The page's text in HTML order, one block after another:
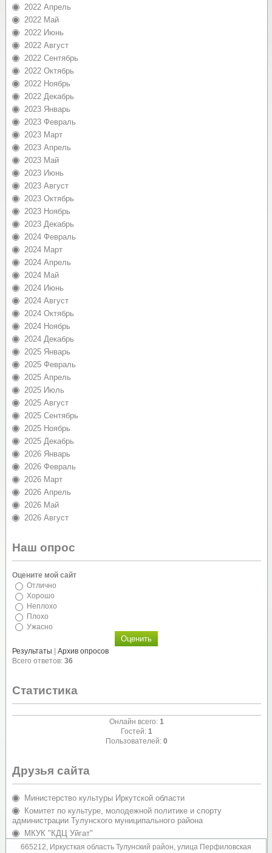
2022 Апрель
2022 Май
2022 Июнь
2022 Август
2022 Сентябрь
2022 Октябрь
2022 Ноябрь
2022 Декабрь
2023 Январь
2023 Февраль
2023 Март
2023 Апрель
2023 Май
2023 Июнь
2023 Август
2023 Октябрь
2023 Ноябрь
2023 Декабрь
2024 Февраль
2024 Март
2024 Апрель
2024 Май
2024 Июнь
2024 Август
2024 Октябрь
2024 Ноябрь
2024 Декабрь
2025 Январь
2025 Февраль
2025 Апрель
2025 Июль
2025 Август
2025 Сентябрь
2025 Ноябрь
2025 Декабрь
2026 Январь
2026 Февраль
2026 Март
2026 Апрель
2026 Май
2026 Август
Наш опрос
Оцените мой сайт
Отлично
Хорошо
Неплохо
Плохо
Ужасно
Результаты
Архив опросов
Всего ответов: 36
Статистика
Онлайн всего: 1
Гостей: 1
Пользователей: 0
Друзья сайта
Министерство культуры Иркутской области
Комитет по культуре, молодежной политике и спорту
администрации Тулунского муниципального района
МКУК "КДЦ Уйгат"
Администрация Евдокимовского сельского поселения
665212, Иркусткая область Тулунский район, улица Перфиловская